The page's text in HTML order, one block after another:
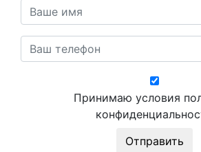
Принимаю условия